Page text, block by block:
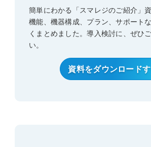
簡単にわかる「スマレジのご紹介」資
機能、機器構成、プラン、サポート
くまとめました。導入検討に、ぜひ
い。
資料をダウンロード